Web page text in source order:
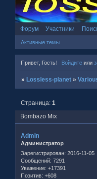
Форум Участники
Активные темы
Привет, Гость! Войдитеили
» Lossless-planet »
Bombazo Mix
Страница:1
Admin
Администратор
Зарегистрирован: 2016-11-05
Сообщений: 7291
Уважение: +17391
Позитив: +608